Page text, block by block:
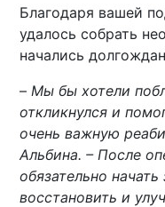
Благодаря вашей
удалось собрать
начались
– Мы бы хотели
откликнулся и
очень важную
Альбина. – После
обязательно
восстановить и